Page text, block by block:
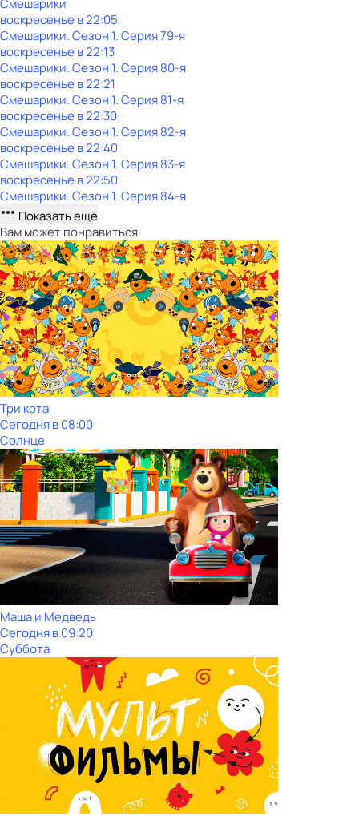
Смешарики
воскресенье в22:05
Смешарики. Сезон 1. Серия 79-я
воскресенье в22:13
Смешарики. Сезон 1. Серия 80-я
воскресенье в22:21
Смешарики. Сезон 1. Серия 81-я
воскресенье в22:30
Смешарики. Сезон 1. Серия 82-я
воскресенье в22:40
Смешарики. Сезон 1. Серия 83-я
воскресенье в22:50
Смешарики. Сезон 1. Серия 84-я
Показать ещё
Вам может понравиться
Три кота
Сегодня в 08:00
Солнце
Маша и Медведь
Сегодня в 09:20
Суббота